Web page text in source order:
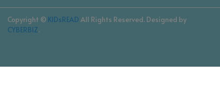
Copyright © KIDsREAD All Rights Reserved. Designed by
CYBERBIZ.